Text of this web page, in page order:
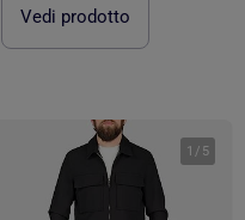
Vedi prodotto
1 / 5